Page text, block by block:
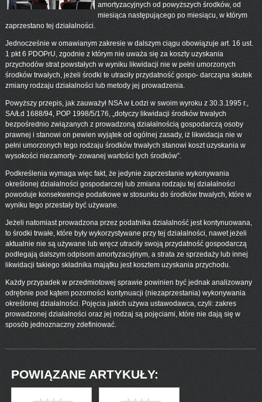
amortyzacyjnych od powyższych środków, od
miesiąca następującego po miesiącu, w którym
zaprzestano tej działalności.
Jednocześnie w omawianym zakresie w dalszym ciągu obowiązuje art. 16 ust.
1 pkt 6 PDOPrU, zgodnie z którym nie uważa się za koszty uzyskania
przychodów strat powstałych w wyniku likwidacji nie w pełni umorzonych
środków trwałych, jeżeli środki te utraciły przydatność gospo- darcząna skutek
zmiany rodzaju działalności lub metody jej prowadzenia.
Powyższy przepis, jak zauważył NSA w Łodzi w swoim wyroku z 30.3.1995 r.,
SA/Łd 1688/94, POP 1998/5/176, „dotyczy likwidacji środków trwałych
bezpośrednio związanych z prowadzoną działalnością gospodarczą osoby
prawnej i stanowi on pewien wyjątek od ogólnej zasady, iż likwidacja nie w
pełni umorzonych tego rodzaju środków trwałych stanowi koszt uzyskania w
wysokości niezamorty- zowanej wartości tych środków”.
Podkreślenia wymaga więc fakt, że jedynie zaprzestanie wykonywania
określonej działalności gospodarczej lub zmiana rodzaju tej działalności
powoduje konsekwencje podatkowe w stosunku do środków trwałych, które w
wyniku tego przestały być używane.
Jeżeli natomiast prowadzona przez podatnika działalność jest kontynuowana,
to środki trwałe, które były wykorzystywane przy tej działalności, nawet jeżeli
aktualnie nie są używane lub wręcz utraciły swoją przydatność gospodarczą
podlegają dalszym odpisom amortyzacyjnym, a strata ze sprzedaży lub innej
likwidacji takiego składnika majątku jest kosztem uzyskania przychodu.
Każdy przypadek w przedmiotowej sprawie powinien być jednak analizowany
odrębnie pod kątem pozomości kontynuacji (niezaprzestania) wykonywania
określonej działalności. Pojęcia jakich używa ustawodawca, czyli: zakres
prowadzonej działalności oraz jej rodzaj są pojęciami, które nie dają się w
sposób jednoznaczny zdefiniować.
POWIĄZANE ARTYKUŁY: